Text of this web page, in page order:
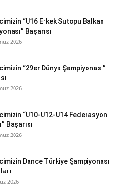
“U16 Erkek Sutopu Balkan
Başarısı
2026
“29er Dünya Şampiyonası”
2026
“U10-U12-U14 Federasyon
Başarısı
2026
Dance Türkiye Şampiyonası
2026